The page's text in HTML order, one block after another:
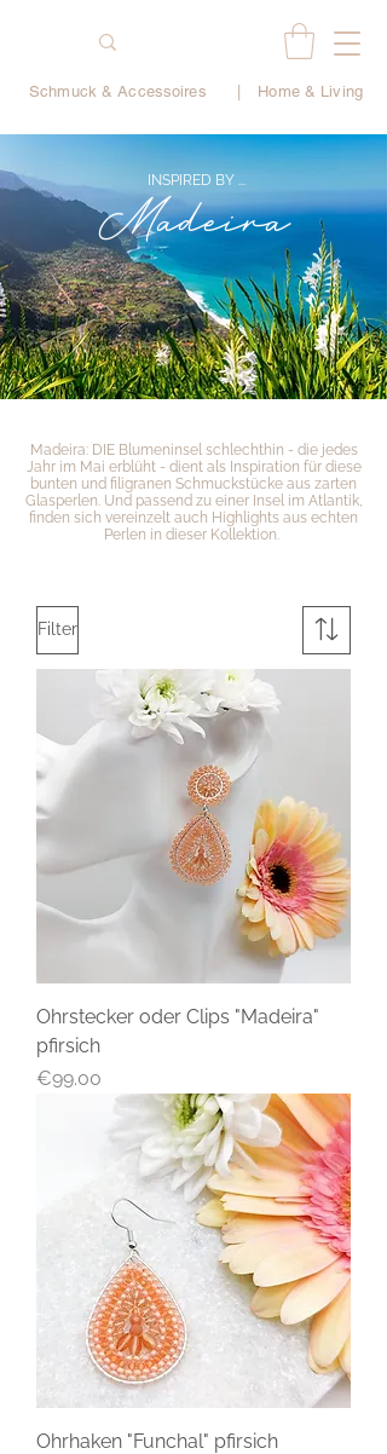
Schmuck & Accessoires Home & Living
INSPIRED BY ...
Madeira
Madeira: DIE Blumeninsel schlechthin - die jedes
Jahr im Mai erblüht - dient als Inspiration für diese
bunten und filigranen Schmuckstücke aus zarten
Glasperlen. Und passend zu einer Insel im Atlantik,
finden sich vereinzelt auch Highlights aus echten
Perlen in dieser Kollektion.
Filter
Ohrstecker oder Clips "Madeira"
pfirsich
Price
€99.00
Ohrhaken "Funchal" pfirsich